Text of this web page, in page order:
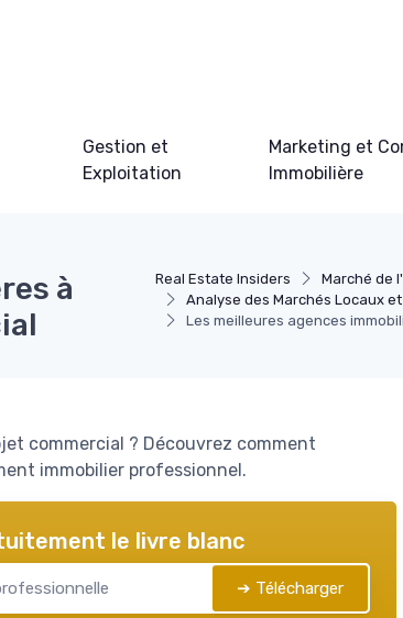
Gestion et
Exploitation
Marketing et
Immobilière
Real Estate Insiders
Marché de
Analyse des Marchés Locaux
Les meilleures agences
à
commercial ? Découvrez comment
immobilier professionnel.
le livre blanc
➔ Télécharger